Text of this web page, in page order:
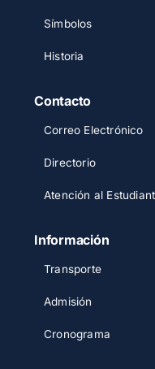
Símbolos
Historia
Contacto
Correo Electrónico
Directorio
Atención al
Información
Transporte
Admisión
Cronograma